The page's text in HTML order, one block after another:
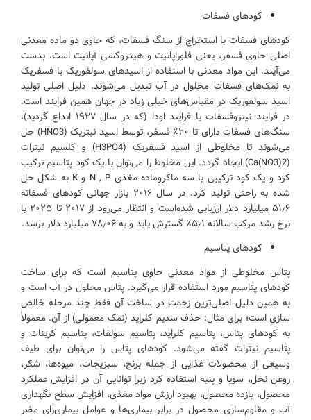
کودهای فسفات
کودهای فسفات با استخراج از سنگ فسفات، که حاوی دو ماده معدنی
اصلی حاوی فسفر، یعنی فلوراپاتیت و هیدروکسی آپاتیت است، بدست
می‌آیند. این مواد معدنی با استفاده از اسیدهای سولفوریک یا فسفریک
به نمک‌های فسفات محلول در آب تبدیل می‌شوند. دلیل اصلی تولید
اسید سولفوریک در مقیاس‌های خیلی زیاد در جهان همین فرایند است.
در فرایند نیتروفسفات یا فرایند اودا (که در سال ۱۹۲۷ ابداع گردید)،
سنگ‌های فسفات دارای تا ۲۰٪ فسفر، توسط اسید نیتریک (HNO3) حل
می‌شوند تا مخلوطی از اسید فسفریک (H3PO4) و کلسیم نیترات
(Ca(NO3)2) ایجاد گردد. این مخلوط را می‌توان با یک کود پتاسیم ترکیب
کرد و یک کود ترکیبی با سه ماکروماده مغذی N , P و K به شکل حل
شده به راحتی تولید کرد. در سال ۲۰۱۶ بازار جهانی کودهای فسفاته
۵۱٫۶ میلیارد دلار ارزیابی شده‌است و انتظار می‌رود از ۲۰۱۷ تا ۲۰۲۵ با
نرخ رشد مرکب سالانه ۵٫۱٪ گسترش یابد و به ۷۸٫۰۶ میلیارد دلار برسد.
کودهای پتاسیم
پتاس مخلوطی از مواد معدنی حاوی پتاسیم است که برای ساخت
کودهای پتاسیم مورد استفاده قرار می‌گیرد. پتاس محلول در آب است و
به همین دلیل اصلی‌ترین زحمت در ساخت آن فقط چند مرحله خالص
سازی است؛ برای مثال: حذف سدیم کلراید (نمک معمولی) از آن. معمولاً
به کودهای پتاس، پتاسیم کلراید، پتاسیم سولفات، پتاسیم کربنات و
پتاسیم نیترات گفته می‌شود. کودهای پتاس را می‌توان برای طیف
وسیعی از محصولات غذایی از جمله برنج، سبزیجات، میوه‌ها، شکر،
روغن نخل، سویا و پنبه استفاده کرد زیرا توانایی آن در افزایش عملکرد
محصول، بازده محصول، بهبود ارزش مواد مغذی، افزایش سطح نگهداری
آب و مقاوم‌سازی محصول در برابر بیماری‌ها و عوامل بیماری‌زای مضر